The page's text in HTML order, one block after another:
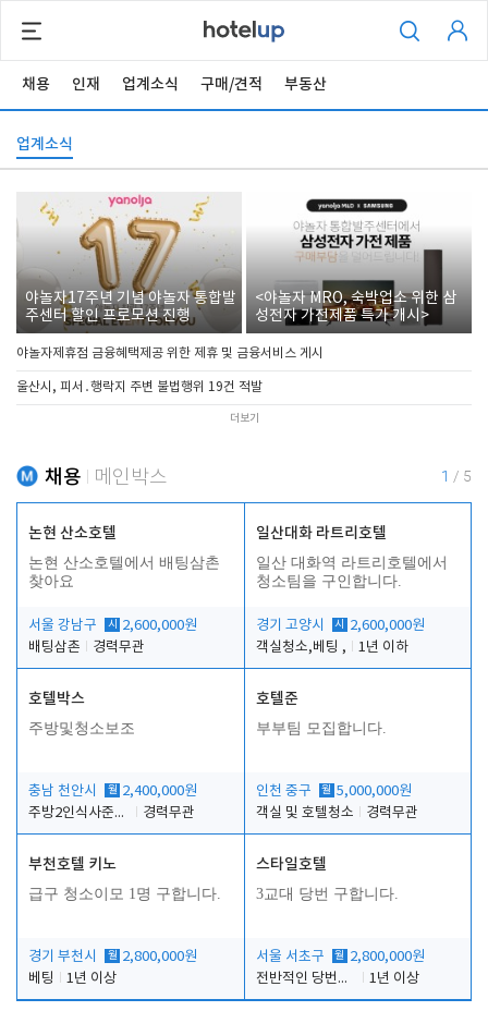
채용 인재 업계소식 구매/견적 부동산
업계소식
야놀자17주년 기념 야놀자 통합발
주센터 할인 프로모션 진행
<야놀자 MRO, 숙박업소 위한 삼
성전자 가전제품 특가 개시>
야놀자제휴점 금융혜택제공 위한 제휴 및 금융서비스 게시
울산시, 피서․행락지 주변 불법행위 19건 적발
더보기
채용 메인박스 1 / 5
논현 산소호텔
논현 산소호텔에서 배팅삼촌
찾아요
서울 강남구 시
2,600,000원
배팅삼촌
경력무관
일산대화 라트리호텔
일산 대화역 라트리호텔에서
청소팀을 구인합니다.
경기 고양시 시
2,600,000원
객실청소,베팅 ,
1년 이하
호텔박스
주방및청소보조
충남 천안시 월 2,400,000원
주방2인식사준비및청소린렌보조
경력무관
호텔준
부부팀 모집합니다.
인천 중구 월 5,000,000원
객실 및 호텔청소
경력무관
부천호텔 키노
급구 청소이모 1명 구합니다.
경기 부천시 월 2,800,000원
베팅
1년 이상
스타일호텔
3교대 당번 구합니다.
서울 서초구 월 2,800,000원
전반적인 당번업무
1년 이상